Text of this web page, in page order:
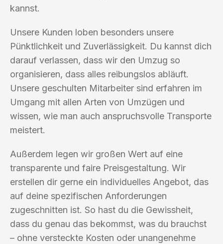
kannst.
Unsere Kunden loben besonders unsere
Pünktlichkeit und Zuverlässigkeit. Du kannst dich
darauf verlassen, dass wir den Umzug so
organisieren, dass alles reibungslos abläuft.
Unsere geschulten Mitarbeiter sind erfahren im
Umgang mit allen Arten von Umzügen und
wissen, wie man auch anspruchsvolle Transporte
meistert.
Außerdem legen wir großen Wert auf eine
transparente und faire Preisgestaltung. Wir
erstellen dir gerne ein individuelles Angebot, das
auf deine spezifischen Anforderungen
zugeschnitten ist. So hast du die Gewissheit,
dass du genau das bekommst, was du brauchst
– ohne versteckte Kosten oder unangenehme